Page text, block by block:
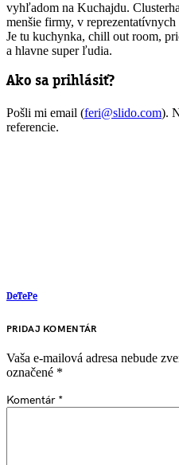
vyhľadom na Kuchajdu.
menšie firmy, v
Je tu kuchynka, chill out room,
a hlavne super ľudia.
Ako sa prihlásiť?
Pošli mi email (feri@slido.com).
referencie.
DeTePe
PRIDAJ KOMENTÁR
Vaša e-mailová adresa nebude
označené *
Komentár *